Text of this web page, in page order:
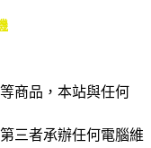
商品，本站與任何
三者承辦任何電腦維